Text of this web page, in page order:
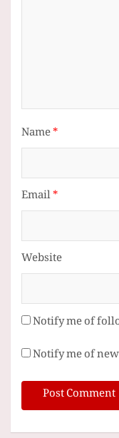
Name*
Email*
Website
Notify me of
Notify me of